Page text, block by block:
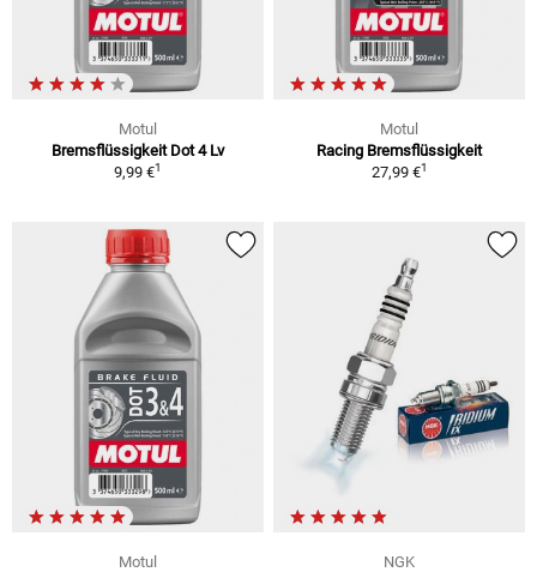
Motul
Bremsflüssigkeit Dot 4 Lv
9,99 €1
Motul
Racing Bremsflüssigkeit
27,99 €1
Motul
NGK